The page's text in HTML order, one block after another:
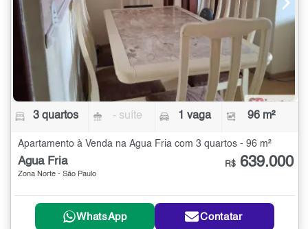
3 quartos - suíte 1 vaga 96 m²
Apartamento à Venda na Água Fria com 3 quartos - 96 m²
Água Fria
Zona Norte - São Paulo
R$ 639.000
WhatsApp Contatar